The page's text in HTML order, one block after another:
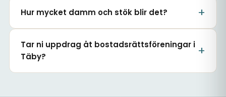
Hur mycket damm och stök blir det?
Tar ni uppdrag åt bostadsrättsföreningar i
Täby?